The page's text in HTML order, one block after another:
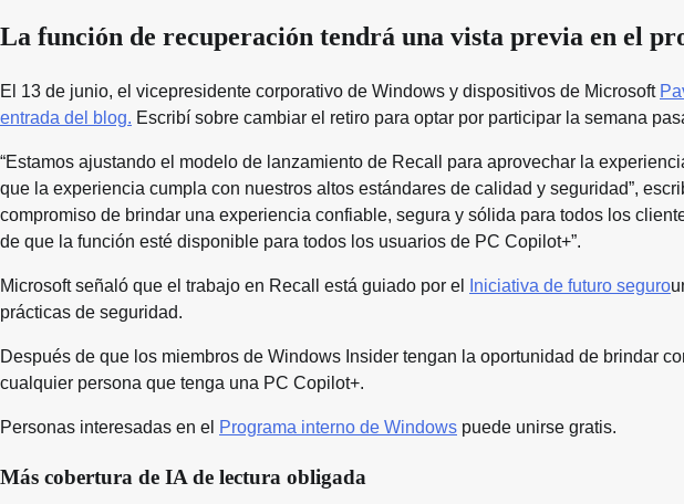
La función de recuperación tendrá una vista previa en el
El 13 de junio, el vicepresidente corporativo de Windows y dispositivos de Microsoft
entrada del blog. Escribí sobre cambiar el retiro para optar por participar la semana
“Estamos ajustando el modelo de lanzamiento de Recall para aprovechar la
que la experiencia cumpla con nuestros altos estándares de calidad y seguridad”,
compromiso de brindar una experiencia confiable, segura y sólida para todos los
de que la función esté disponible para todos los usuarios de PC Copilot+”.
Microsoft señaló que el trabajo en Recall está guiado por el Iniciativa de futuro seguro
prácticas de seguridad.
Después de que los miembros de Windows Insider tengan la oportunidad de brindar
cualquier persona que tenga una PC Copilot+.
Personas interesadas en el Programa interno de Windows puede unirse gratis.
Más cobertura de IA de lectura obligada